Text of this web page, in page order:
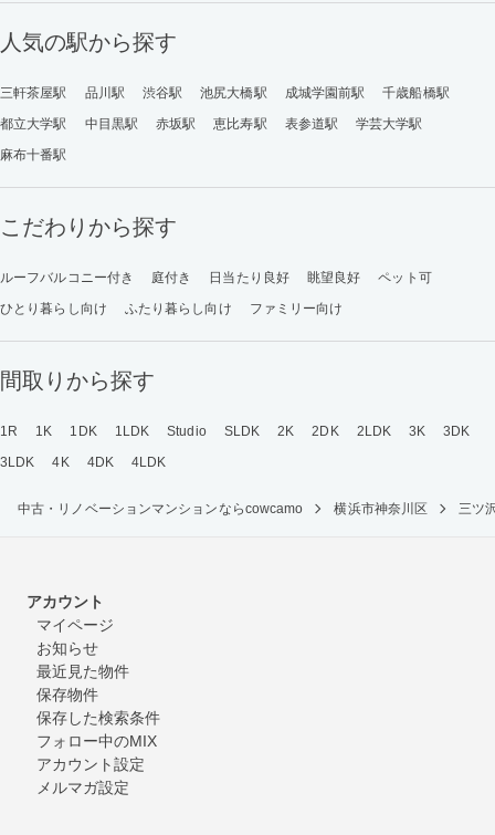
人気の駅から探す
三軒茶屋駅 品川駅 渋谷駅 池尻大橋駅 成城学園前駅
千歳船橋駅
都立大学駅
中目黒駅 赤坂駅 恵比寿駅 表参道駅
学芸大学駅
麻布十番駅
こだわりから探す
ルーフバルコニー付き 庭付き 日当たり良好 眺望良好
ペット可
ひとり暮らし向け
ふたり暮らし向け ファミリー向け
間取りから探す
1R 1K 1DK 1LDK Studio SLDK 2K 2DK 2LDK 3K
3DK
3LDK
4K 4DK 4LDK
中古・リノベーションマンションならcowcamo 横浜市神奈川区 三ツ
アカウント
マイページ
お知らせ
最近見た物件
保存物件
保存した検索条件
フォロー中のMIX
アカウント設定
メルマガ設定